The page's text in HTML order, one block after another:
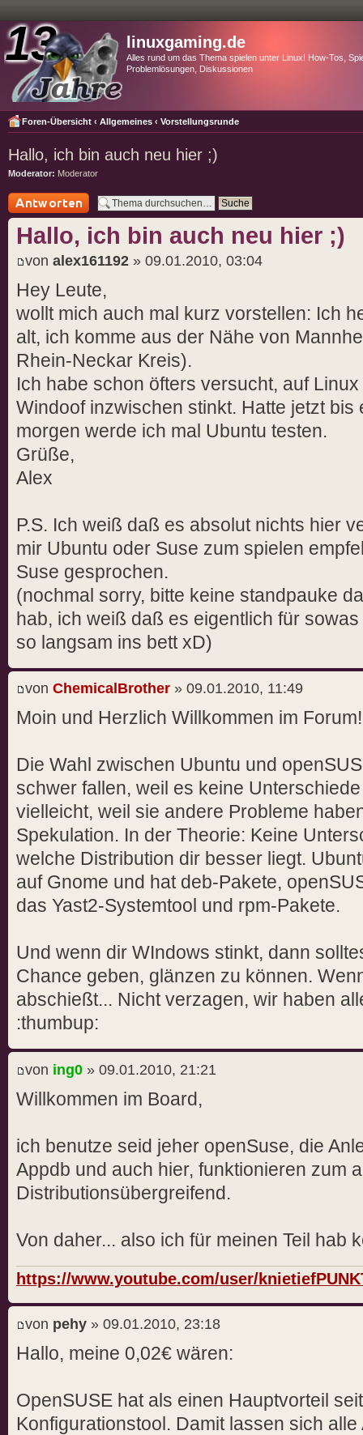
linuxgaming.de
Alles rund um das Thema spielen unter Linux! How-Tos,
Problemlösungen, Diskussionen
Foren-Übersicht ‹ Allgemeines ‹ Vorstellungsrunde
Hallo, ich bin auch neu hier ;)
Moderator: Moderator
Antwort schreiben
Hallo, ich bin auch neu hier ;)
von alex161192 » 09.01.2010, 03:04
Hey Leute,
wollt mich auch mal kurz vorstellen: Ich
alt, ich komme aus der Nähe von
Rhein-Neckar Kreis).
Ich habe schon öfters versucht, auf
Windoof inzwischen stinkt. Hatte jetzt
morgen werde ich mal Ubuntu testen.
Grüße,
Alex
P.S. Ich weiß daß es absolut nichts hier
mir Ubuntu oder Suse zum spielen
Suse gesprochen.
(nochmal sorry, bitte keine standpauke
hab, ich weiß daß es eigentlich für
so langsam ins bett xD)
von ChemicalBrother » 09.01.2010, 11:49
Moin und Herzlich Willkommen im
Die Wahl zwischen Ubuntu und
schwer fallen, weil es keine
vielleicht, weil sie andere Probleme
Spekulation. In der Theorie: Keine
welche Distribution dir besser liegt.
auf Gnome und hat deb-Pakete,
das Yast2-Systemtool und rpm-Pakete.
Und wenn dir WIndows stinkt, dann
Chance geben, glänzen zu können.
abschießt... Nicht verzagen, wir haben
:thumbup:
von ing0 » 09.01.2010, 21:21
Willkommen im Board,
ich benutze seid jeher openSuse, die
Appdb und auch hier, funktionieren zum
Distributionsübergreifend.
Von daher... also ich für meinen Teil hab
https://www.youtube.com/user/
von pehy » 09.01.2010, 23:18
Hallo, meine 0,02€ wären:
OpenSUSE hat als einen Hauptvorteil
Konfigurationstool. Damit lassen sich